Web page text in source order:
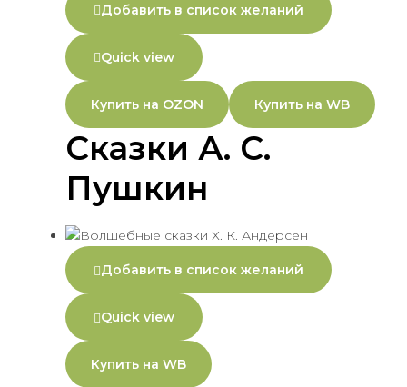
Добавить в список желаний
Quick view
Купить на OZON Купить на WB
Сказки А. С.
Пушкин
Добавить в список желаний
Quick view
Купить на WB